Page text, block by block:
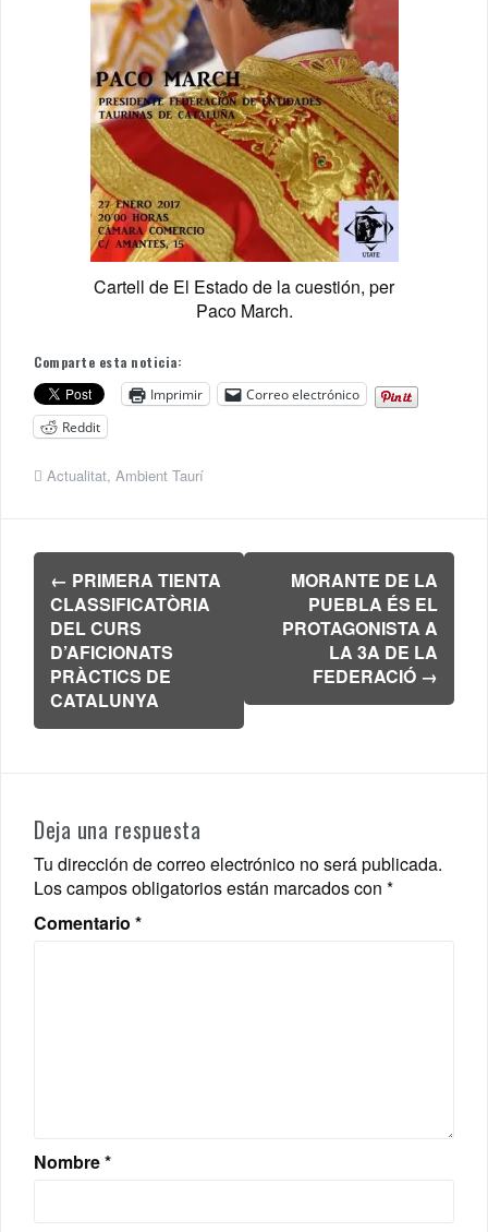
Cartell de El Estado de la cuestión, per
Paco March.
Comparte esta noticia:
Imprimir
Correo electrónico
Reddit
Actualitat, Ambient Taurí
Navegación
de
entradas
← PRIMERA TIENTA
CLASSIFICATÒRIA
DEL CURS
D’AFICIONATS
PRÀCTICS DE
CATALUNYA
MORANTE DE LA
PUEBLA ÉS EL
PROTAGONISTA A
LA 3A DE LA
FEDERACIÓ →
Deja una respuesta
Tu dirección de correo electrónico no será publicada.
Los campos obligatorios están marcados con *
Comentario *
Nombre*